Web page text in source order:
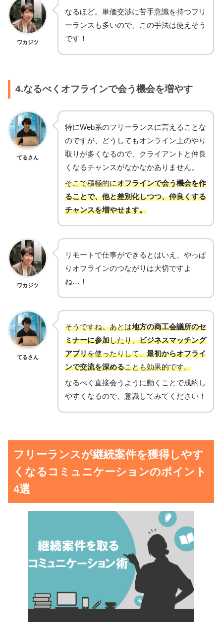
ワカジツ
なるほど。単価交渉に苦手意識を持つフリ
ーランスも多いので、この手法は使えそう
です！
4.なるべくオフラインで会う機会を増やす
てるさん
特にWeb系のフリーランスに言えることな
のですが、どうしてもオンライン上のやり
取りが多くなるので、クライアントと仲良
くなるチャンスがなかなかありません。
そこで積極的にオフラインで会う機会を作
ることで、他と差別化しつつ、仲良くする
チャンスを増やせます。
ワカジツ
リモートで仕事ができるとはいえ、やっぱ
りオフラインのつながりは大切ですよ
ね…！
てるさん
そうですね。あとは地方の商工会議所のセ
ミナーに参加したり、ビジネスマッチング
アプリを使ったりして、最初からオフライ
ンで交流を深めることも効果的です。
なるべく直接会うように動くことで成約し
やすくなるので、意識してみてください！
フリーランスが継続案件を獲得しやす
くなるコミュニケーションのポイント
4選